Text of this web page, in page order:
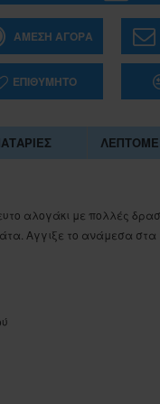
ΆΜΕΣΗ ΑΓΟΡΆ
ΕΠΙΘΥΜΗΤΌ
αλογάκι με πολλές
Αγγιξε το ανάμεσα